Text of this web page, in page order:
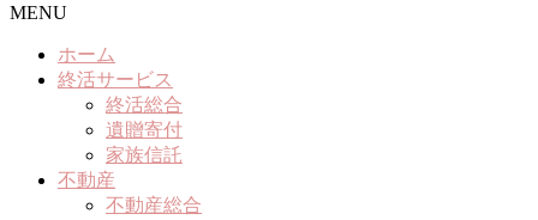
MENU
ホーム
終活サービス
終活総合
遺贈寄付
家族信託
不動産
不動産総合